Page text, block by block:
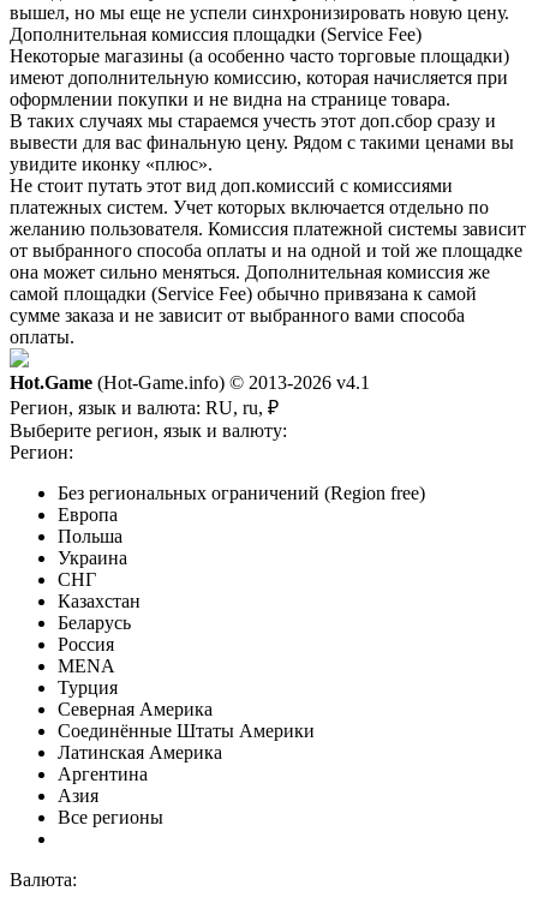
вышел, но мы еще не успели синхронизировать новую цену.
Дополнительная комиссия площадки (Service Fee)
Некоторые магазины (а особенно часто торговые площадки)
имеют дополнительную комиссию, которая начисляется при
оформлении покупки и не видна на странице товара.
В таких случаях мы стараемся учесть этот доп.сбор сразу и
вывести для вас финальную цену. Рядом с такими ценами вы
увидите иконку «плюс».
Не стоит путать этот вид доп.комиссий с комиссиями
платежных систем. Учет которых включается отдельно по
желанию пользователя. Комиссия платежной системы зависит
от выбранного способа оплаты и на одной и той же площадке
она может сильно меняться. Дополнительная комиссия же
самой площадки (Service Fee) обычно привязана к самой
сумме заказа и не зависит от выбранного вами способа
оплаты.
Hot.Game (Hot-Game.info) © 2013-2026 v4.1
Регион, язык и валюта: RU, ru, ₽
Выберите регион, язык и валюту:
Регион:
Без региональных ограничений (Region free)
Европа
Польша
Украина
СНГ
Казахстан
Беларусь
Россия
MENA
Турция
Северная Америка
Соединённые Штаты Америки
Латинская Америка
Аргентина
Азия
Все регионы
Валюта: